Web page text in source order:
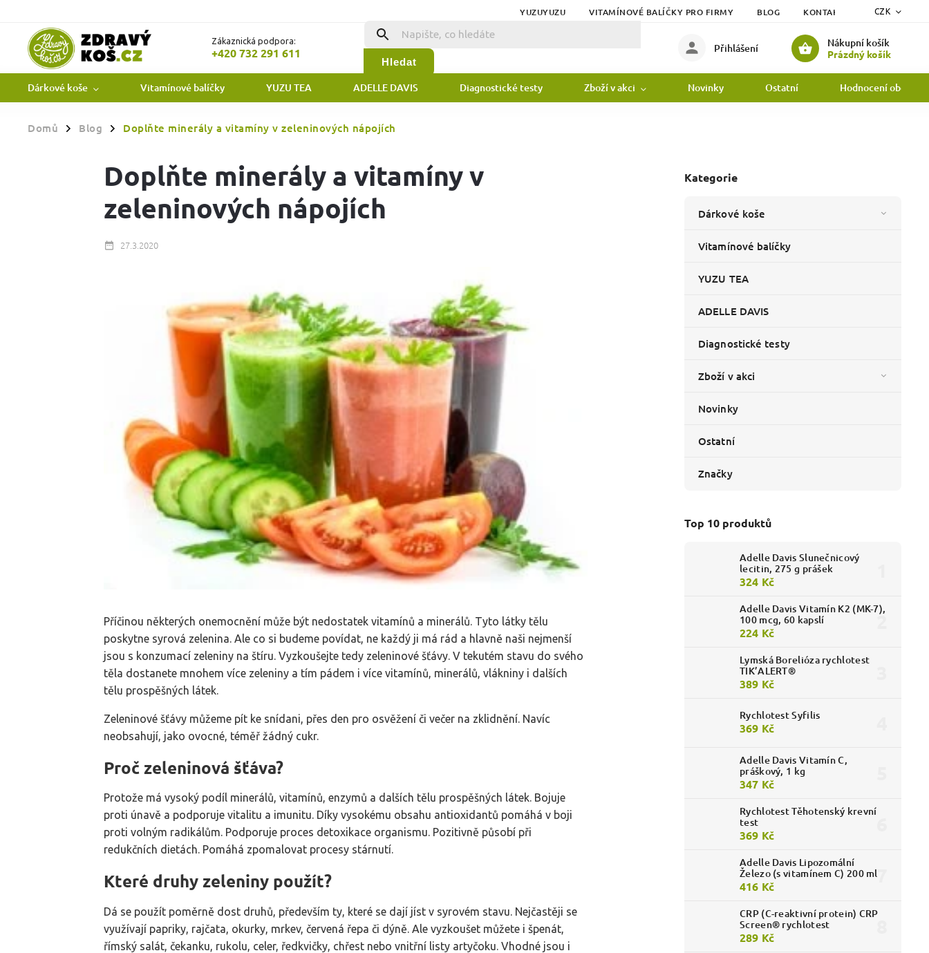
YUZUYUZU VITAMÍNOVÉ BALÍČKY PRO FIRMY BLOG KONTAKTY DOPRAVA
CZK
Zákaznická podpora:
+420 732 291 611
Hledat
Nákupní košík
Prázdný košík
Přihlášení
Dárkové koše Vitamínové balíčky YUZU TEA ADELLE DAVIS Diagnostické testy Zboží v akci Novinky Ostatní Hodnocení obchodu
Domů / Blog / Doplňte minerály a vitamíny v zeleninových nápojích
Kategorie
Dárkové koše
Vitamínové balíčky
YUZU TEA
ADELLE DAVIS
Diagnostické testy
Zboží v akci
Novinky
Ostatní
Značky
Top 10 produktů
Adelle Davis Slunečnicový
lecitin, 275 g prášek
324 Kč
Adelle Davis Vitamín K2 (MK-7),
100 mcg, 60 kapslí
224 Kč
Lymská Borelióza rychlotest
TIK’ALERT®
389 Kč
Rychlotest Syfilis
369 Kč
Adelle Davis Vitamín C,
práškový, 1 kg
347 Kč
Rychlotest Těhotenský krevní
test
369 Kč
Adelle Davis Lipozomální
Železo (s vitamínem C) 200 ml
416 Kč
CRP (C-reaktivní protein) CRP
Screen® rychlotest
289 Kč
Doplňte minerály a vitamíny v
zeleninových nápojích
27.3.2020
Příčinou některých onemocnění může být nedostatek vitamínů a minerálů. Tyto látky tělu
poskytne syrová zelenina. Ale co si budeme povídat, ne každý ji má rád a hlavně naši nejmenší
jsou s konzumací zeleniny na štíru. Vyzkoušejte tedy zeleninové šťávy. V tekutém stavu do svého
těla dostanete mnohem více zeleniny a tím pádem i více vitamínů, minerálů, vlákniny i dalších
tělu prospěšných látek.
Zeleninové šťávy můžeme pít ke snídani, přes den pro osvěžení či večer na zklidnění. Navíc
neobsahují, jako ovocné, téměř žádný cukr.
Proč zeleninová šťáva?
Protože má vysoký podíl minerálů, vitamínů, enzymů a dalších tělu prospěšných látek. Bojuje
proti únavě a podporuje vitalitu a imunitu. Díky vysokému obsahu antioxidantů pomáhá v boji
proti volným radikálům. Podporuje proces detoxikace organismu. Pozitivně působí při
redukčních dietách. Pomáhá zpomalovat procesy stárnutí.
Které druhy zeleniny použít?
Dá se použít poměrně dost druhů, především ty, které se dají jíst v syrovém stavu. Nejčastěji se
využívají papriky, rajčata, okurky, mrkev, červená řepa či dýně. Ale vyzkoušet můžete i špenát,
římský salát, čekanku, rukolu, celer, ředkvičky, chřest nebo vnitřní listy artyčoku. Vhodné jsou i